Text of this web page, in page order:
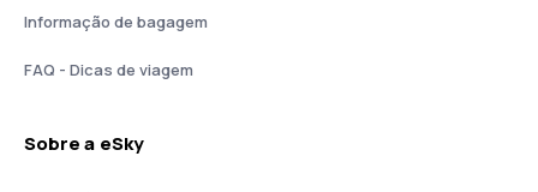
Informação de bagagem
FAQ - Dicas de viagem
Sobre a eSky